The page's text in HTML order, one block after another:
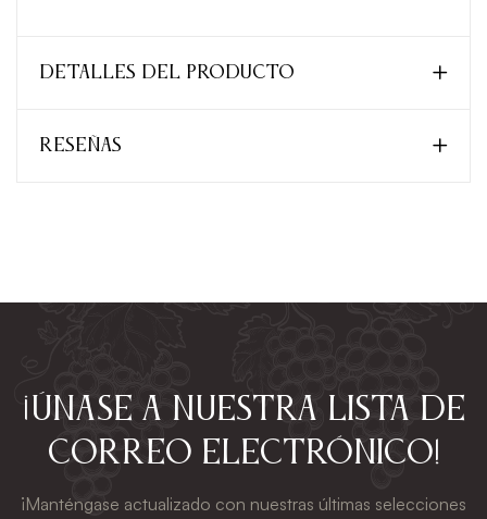
DETALLES DEL PRODUCTO
RESEÑAS
¡Únase a nuestra lista de
correo electrónico!
¡Manténgase actualizado con nuestras últimas selecciones